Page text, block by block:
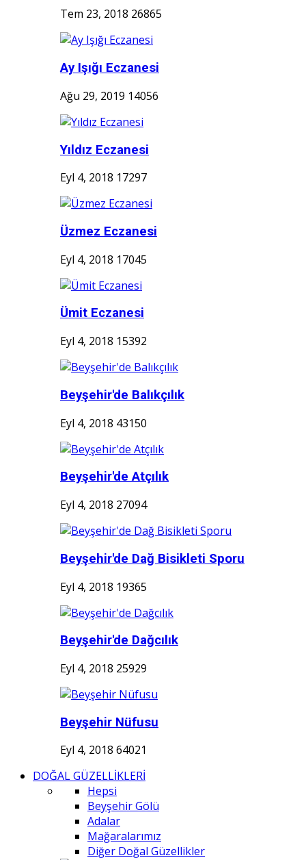
Tem 23, 2018 26865
Ay Işığı Eczanesi
Ağu 29, 2019 14056
Yıldız Eczanesi
Eyl 4, 2018 17297
Üzmez Eczanesi
Eyl 4, 2018 17045
Ümit Eczanesi
Eyl 4, 2018 15392
Beyşehir'de Balıkçılık
Eyl 4, 2018 43150
Beyşehir'de Atçılık
Eyl 4, 2018 27094
Beyşehir'de Dağ Bisikleti Sporu
Eyl 4, 2018 19365
Beyşehir'de Dağcılık
Eyl 4, 2018 25929
Beyşehir Nüfusu
Eyl 4, 2018 64021
DOĞAL GÜZELLİKLERİ
Hepsi
Beyşehir Gölü
Adalar
Mağaralarımız
Diğer Doğal Güzellikler